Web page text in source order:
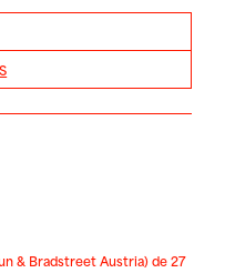
& Bradstreet Austria) de 27